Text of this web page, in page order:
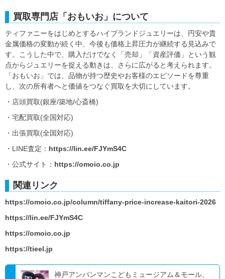
買取専門店「おもいお」について
ティファニーをはじめとするハイブランドジュエリーは、円安や貴
金属価格の変動が続く中、今後も価格上昇圧力が継続する見込みで
す。こうした中で、購入だけでなく「売却」「資産評価」という観
点からジュエリーを捉える動きは、さらに広がると考えられます。
「おもいお」では、品物が持つ歴史やお客様のエピソードを尊重
し、次の所有者へと価値をつなぐ買取を大切にしています。
・店頭買取(銀座/築地/心斎橋)
・宅配買取(全国対応)
・出張買取(全国対応)
・LINE査定： https://lin.ee/FJYmS4C
・公式サイト： https://omoio.co.jp
関連リンク
https://omoio.co.jp/column/tiffany-price-increase-kaitori-2026
https://lin.ee/FJYmS4C
https://omoio.co.jp
https://tieel.jp
神戸アンパンマンこどもミュージアム＆モール、